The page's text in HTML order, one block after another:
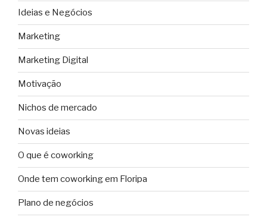
Ideias e Negócios
Marketing
Marketing Digital
Motivação
Nichos de mercado
Novas ideias
O que é coworking
Onde tem coworking em Floripa
Plano de negócios